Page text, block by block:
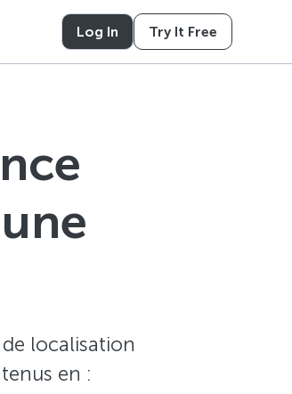
Log In Try It Free
localisation
en :